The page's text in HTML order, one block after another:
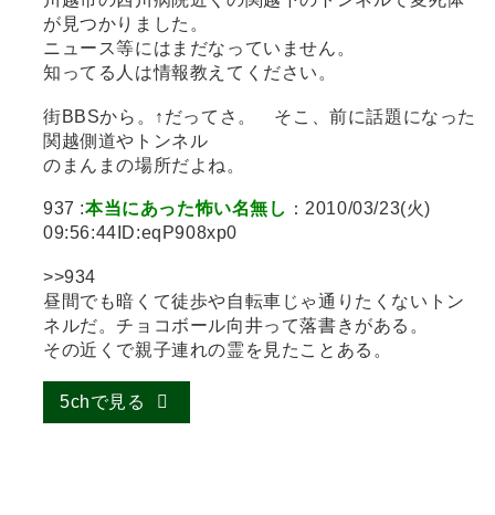
が見つかりました。
ニュース等にはまだなっていません。
知ってる人は情報教えてください。
街BBSから。↑だってさ。 そこ、前に話題になった
関越側道やトンネル
のまんまの場所だよね。
937 :本当にあった怖い名無し ：2010/03/23(火)
09:56:44ID:eqP908xp0
>>934
昼間でも暗くて徒歩や自転車じゃ通りたくないトン
ネルだ。チョコボール向井って落書きがある。
その近くで親子連れの霊を見たことある。
5chで見る